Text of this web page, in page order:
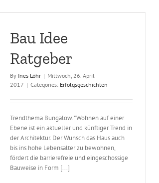
Bau Idee
Ratgeber
By Ines Löhr | Mittwoch, 26. April
2017 | Categories: Erfolgsgeschichten
Trendthema Bungalow. "Wohnen auf einer
Ebene ist ein aktueller und künftiger Trend in
der Architektur. Der Wunsch das Haus auch
bis ins hohe Lebensalter zu bewohnen,
fördert die barrierefreie und eingeschossige
Bauweise in Form [...]